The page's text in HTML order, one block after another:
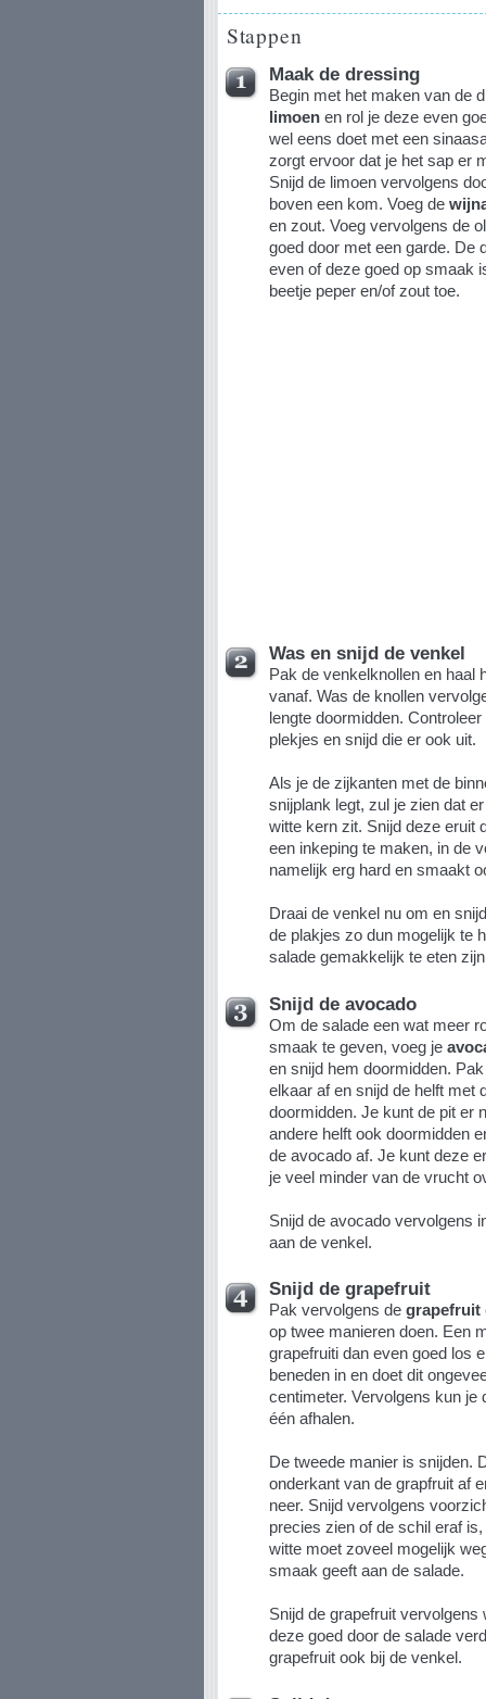
Stappen
Maak de dressing
Begin met het maken van de
limoenen rol je deze even
wel eens doet met een
zorgt ervoor dat je het sap er
Snijd de limoen vervolgens
boven een kom. Voeg de
en zout. Voeg vervolgens de
goed door met een garde. De
even of deze goed op smaak
beetje peper en/of zout toe.
Was en snijd de venkel
Pak de venkelknollen en haal
vanaf. Was de knollen
lengte doormidden.
plekjes en snijd die er ook uit.
Als je de zijkanten met de
snijplank legt, zul je zien dat
witte kern zit. Snijd deze eruit
een inkeping te maken, in de
namelijk erg hard en smaakt
Draai de venkel nu om en
de plakjes zo dun mogelijk te
salade gemakkelijk te eten
Snijd de avocado
Om de salade een wat meer
smaak te geven, voeg je
en snijd hem doormidden.
elkaar af en snijd de helft met
doormidden. Je kunt de pit er
andere helft ook doormidden
de avocado af. Je kunt deze
je veel minder van de vrucht
Snijd de avocado vervolgens
aan de venkel.
Snijd de grapefruit
Pak vervolgens de grapefruit
op twee manieren doen. Een
grapefruiti dan even goed los
beneden in en doet dit
centimeter. Vervolgens kun
één afhalen.
De tweede manier is snijden.
onderkant van de grapfruit af
neer. Snijd vervolgens
precies zien of de schil eraf
witte moet zoveel mogelijk
smaak geeft aan de salade.
Snijd de grapefruit
deze goed door de salade
grapefruit ook bij de venkel.